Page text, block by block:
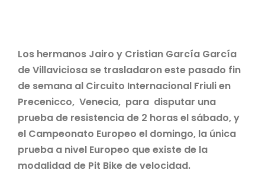
Los hermanos Jairo y Cristian García García
de Villaviciosa se trasladaron este pasado fin
de semana al Circuito Internacional Friuli en
Precenicco, Venecia, para disputar una
prueba de resistencia de 2 horas el sábado, y
el Campeonato Europeo el domingo, la única
prueba a nivel Europeo que existe de la
modalidad de Pit Bike de velocidad.